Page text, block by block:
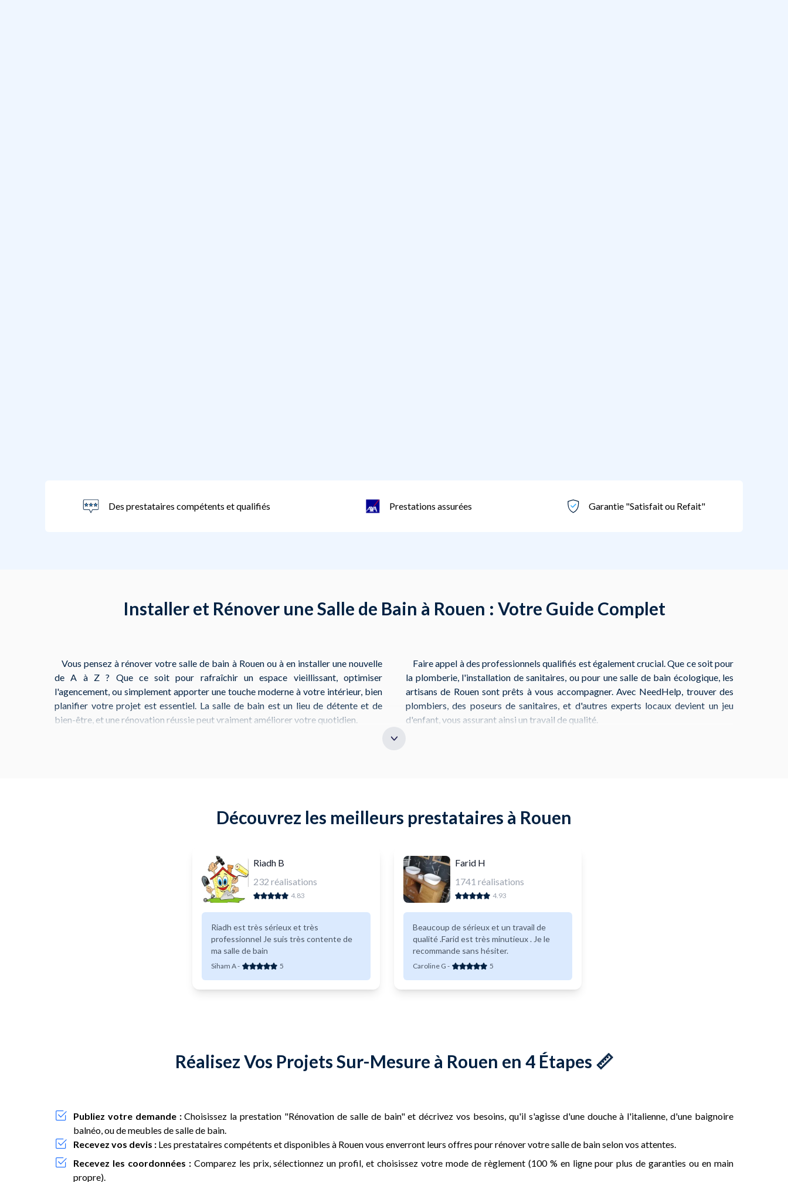
Des prestataires compétents et qualifiés Prestations assurées Garantie "Satisfait ou Refait"
Installer et Rénover une Salle de Bain à Rouen : Votre Guide Complet
Vous pensez à rénover votre salle de bain à Rouen ou à en installer une nouvelle
de A à Z ? Que ce soit pour rafraîchir un espace vieillissant, optimiser
l'agencement, ou simplement apporter une touche moderne à votre intérieur, bien
planifier votre projet est essentiel. La salle de bain est un lieu de détente et de
bien-être, et une rénovation réussie peut vraiment améliorer votre quotidien.
rangement, vous y trouverez de quoi satisfaire vos goûts et exigences.
Faire appel à des professionnels qualifiés est également crucial. Que ce soit pour
la plomberie, l'installation de sanitaires, ou pour une salle de bain écologique, les
artisans de Rouen sont prêts à vous accompagner. Avec NeedHelp, trouver des
plombiers, des poseurs de sanitaires, et d'autres experts locaux devient un jeu
d'enfant, vous assurant ainsi un travail de qualité.
salle de bain à Rouen dès aujourd'hui.
Découvrez les meilleurs prestataires à Rouen
Riadh B
232 réalisations
4.83
Riadh est très sérieux et très
professionnel Je suis très contente de
ma salle de bain
Siham A- 5
Farid H
1741 réalisations
4.93
Beaucoup de sérieux et un travail de
qualité .Farid est très minutieux . Je le
recommande sans hésiter.
Caroline G - 5
Réalisez Vos Projets Sur-Mesure à Rouen en 4 Étapes 📏
Publiez votre demande :Choisissez la prestation "Rénovation de salle de bain" et décrivez vos besoins, qu'il s'agisse d'une douche à l'italienne, d'une baignoire
balnéo, ou de meubles de salle de bain.
Recevez vos devis : Les prestataires compétents et disponibles à Rouen vous enverront leurs offres pour rénover votre salle de bain selon vos attentes.
Recevez les coordonnées :Comparez les prix, sélectionnez un profil, et choisissez votre mode de règlement (100 % en ligne pour plus de garanties ou en main
propre).